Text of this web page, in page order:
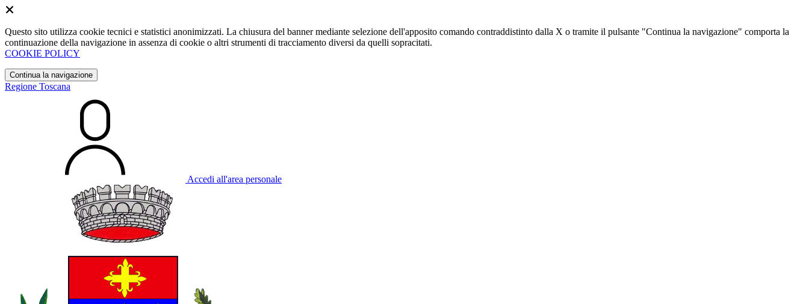
Questo sito utilizza cookie tecnici e statistici anonimizzati. La chiusura del banner mediante selezione dell'apposito comando contraddistinto dalla X o tramite il pulsante "Continua la navigazione" comporta la
continuazione della navigazione in assenza di cookie o altri strumenti di tracciamento diversi da quelli sopracitati.
COOKIE POLICY
Continua la navigazione
Regione Toscana
Accedi all'area personale